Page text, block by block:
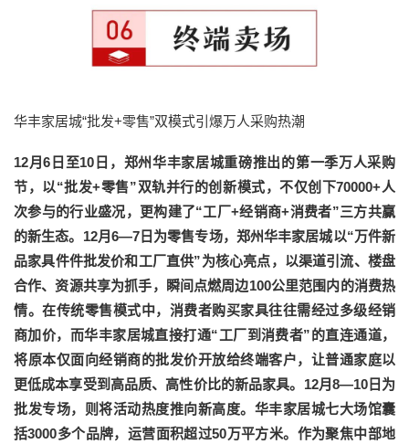
华丰家居城“批发+零售”双模式引爆万人采购热潮
12月6日至10日，郑州华丰家居城重磅推出的第一季万人采购
节，以“批发+零售”双轨并行的创新模式，不仅创下70000+人
次参与的行业盛况，更构建了“工厂+经销商+消费者”三方共赢
的新生态。12月6—7日为零售专场，郑州华丰家居城以“万件新
品家具件件批发价和工厂直供”为核心亮点，以渠道引流、楼盘
合作、资源共享为抓手，瞬间点燃周边100公里范围内的消费热
情。在传统零售模式中，消费者购买家具往往需经过多级经销
商加价，而华丰家居城直接打通“工厂到消费者”的直连通道，
将原本仅面向经销商的批发价开放给终端客户，让普通家庭以
更低成本享受到高品质、高性价比的新品家具。12月8—10日为
批发专场，则将活动热度推向新高度。华丰家居城七大场馆囊
括3000多个品牌，运营面积超过50万平方米。作为聚焦中部地